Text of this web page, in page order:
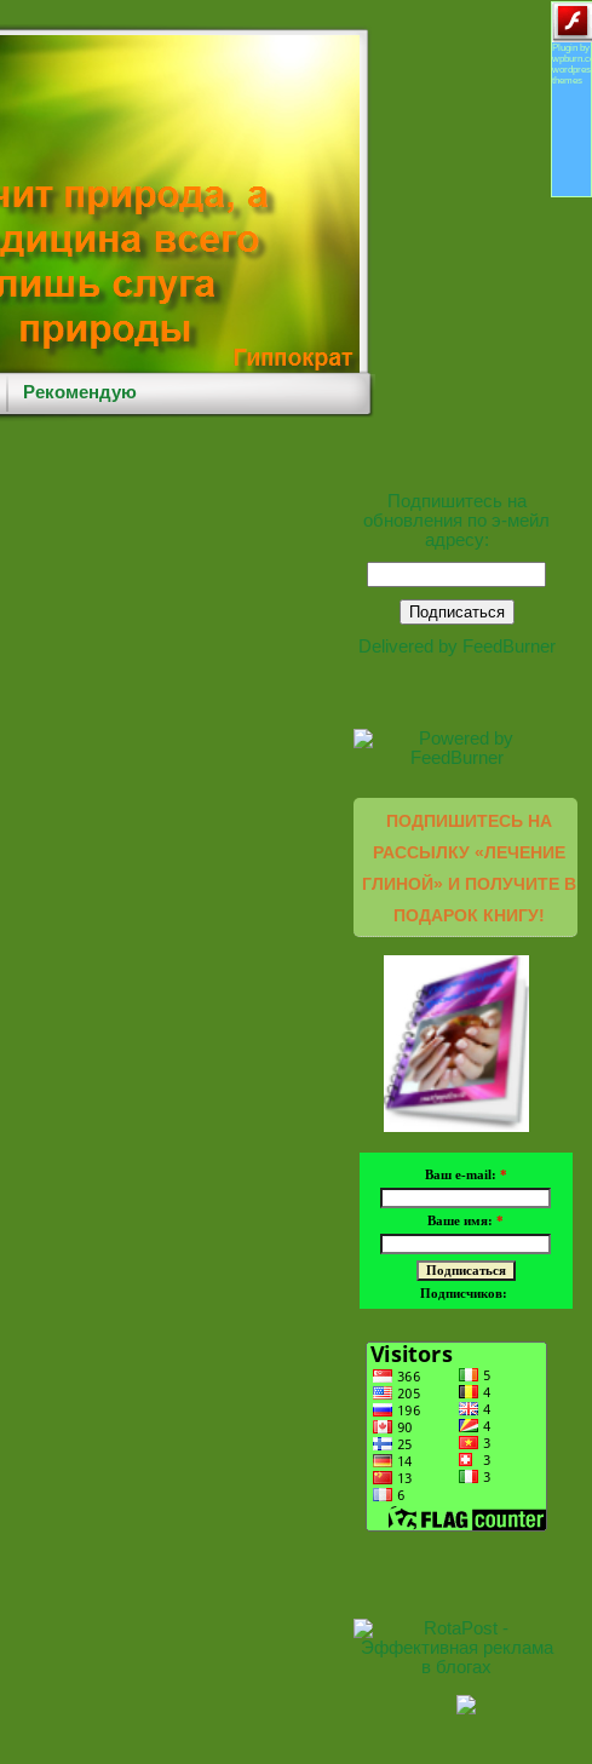
Рекомендую
Подпишитесь на
обновления по э-мейл
адресу:
Delivered by FeedBurner
ПОДПИШИТЕСЬ НА
РАССЫЛКУ «ЛЕЧЕНИЕ
ГЛИНОЙ» И ПОЛУЧИТЕ В
ПОДАРОК КНИГУ!
Ваш e-mail: *
Ваше имя: *
Подписчиков:
Plugin by
themes